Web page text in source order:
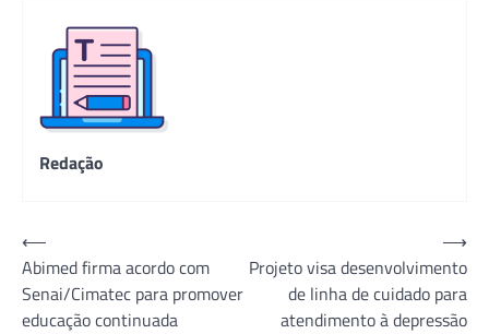
Redação
Navegação
de
Post
⟵
Abimed firma acordo com
Senai/Cimatec para promover
educação continuada
Projeto visa desenvolvimento
de linha de cuidado para
atendimento à depressão
⟶